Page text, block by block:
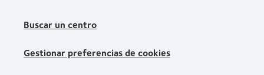
Buscar un centro
Gestionar preferencias de cookies